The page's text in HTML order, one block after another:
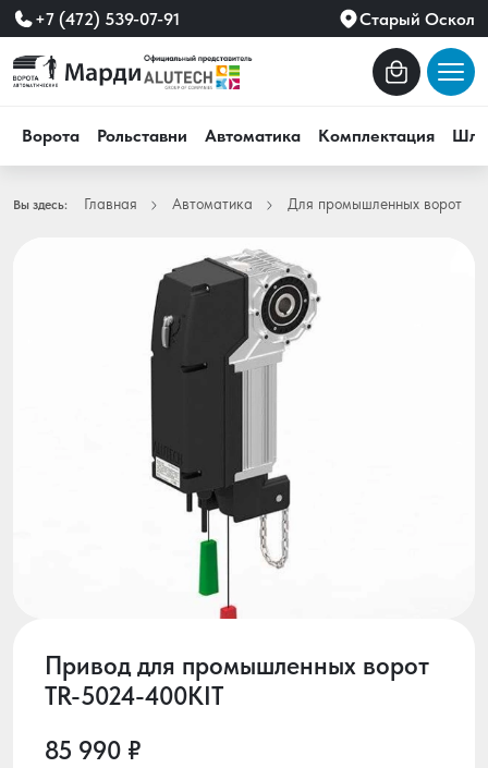
+7 (472) 539-07-91 Старый Оскол
Ворота Рольставни Автоматика Комплектация
Вы здесь: Главная Автоматика Для промышленных ворот
Привод для промышленных ворот
TR-5024-400KIT
85 990 ₽